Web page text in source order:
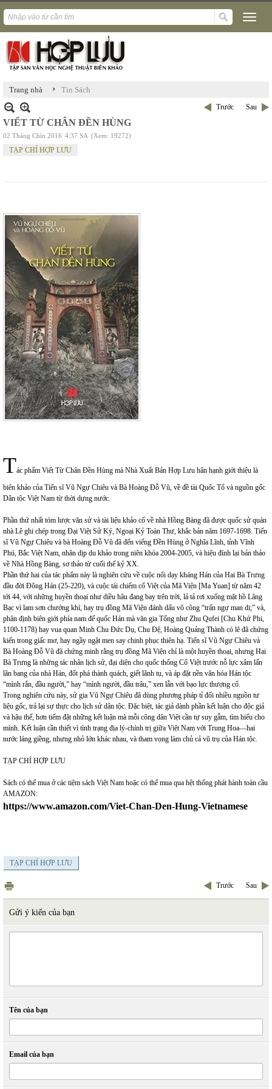
Trang nhà › Tin Sách
Trước Sau
VIẾT TỪ CHÂN ĐỀN HÙNG
02 Tháng Chín 2016 4:37 SA (Xem: 19272)
TẠP CHÍ HỢP LƯU
Tác phẩm Viết Từ Chân Đền Hùng mà Nhà Xuất Bản Hợp Lưu hân hạnh giới thiệu là
biên khảo của Tiến sĩ Vũ Ngự Chiêu và Bà Hoàng Đỗ Vũ, về đề tài Quốc Tổ và nguồn gốc
Dân tộc Việt Nam từ thời dựng nước.
Phần thứ nhất tóm lược văn sử và tài liệu khảo cổ về nhà Hồng Bàng đã được quốc sử quán
nhà Lê ghi chép trong Đại Việt Sử Ký, Ngoại Kỷ Toàn Thư, khắc bản năm 1697-1698. Tiến
sĩ Vũ Ngự Chiêu và bà Hoàng Đỗ Vũ đã đến viếng Đền Hùng ở Nghĩa Lĩnh, tỉnh Vĩnh
Phú, Bắc Việt Nam, nhân dịp du khảo trong niên khóa 2004-2005, và hiệu đính lại bản thảo
về Nhà Hồng Bàng, sơ thảo từ cuối thế kỷ XX.
Phần thứ hai của tác phẩm này là nghiên cứu về cuộc nổi dạy kháng Hán của Hai Bà Trưng
đầu đời Đông Hán (25-220), và cuộc tái chiếm cổ Việt của Mã Viện [Ma Yuan] từ năm 42
tới 44, với những huyền thoại như diều hâu đang bay trên trời, lả tả rơi xuống mặt hồ Lãng
Bạc vì lam sơn chướng khí, hay trụ đồng Mã Viện đánh dấu võ công “trấn ngự man di;” và,
phân định biên giới phía nam đế quốc Hán mà văn gia Tống như Zhu Qufei [Chu Khứ Phi,
1100-1178) hay vua quan Minh Chu Đức Dụ, Chu Đệ, Hoàng Quảng Thành có lẽ đã chứng
kiến trong giấc mơ, hay ngầy ngật men say chinh phục thiên hạ. Tiến sĩ Vũ Ngự Chiêu và
Bà Hoàng Đỗ Vũ đã chứng minh rằng trụ đồng Mã Viện chỉ là một huyền thoại, nhưng Hai
Bà Trưng là những tác nhân lịch sử, đại diện cho quốc thống Cổ Việt trước nỗ lực xâm lấn
lân bang của nhà Hán, đốt phá thành quách, giết lãnh tụ, và áp đặt nền văn hóa Hán tộc
“mình rắn, đầu người,” hay “mình người, đầu trâu,” xen lẫn với bạo lực thượng cổ.
Trong nghiên cứu này, sử gia Vũ Ngự Chiêu đã dùng phương pháp tỉ đối nhiều nguồn tư
liệu gốc, trả lại sự thực cho lịch sử dân tộc. Đặc biệt, tác giả dành phần kết luận cho độc giả
và hậu thế, hơn tiếm đặt những kết luận mà mỗi công dân Việt cần tự suy gẫm, tìm hiểu cho
mình. Kết luận cần thiết vì tình trạng địa lý-chính trị giữa Việt Nam với Trung Hoa—hai
nước láng giềng, nhưng nhỏ lớn khác nhau, và tham vọng làm chủ cả vũ trụ của Hán tộc.
TẠP CHÍ HỢP LƯU
Sách có thể mua ở các tiệm sách Việt Nam hoặc có thể mua qua hệt thống phát hành toàn cầu
AMAZON:
https://www.amazon.com/Viet-Chan-Den-Hung-Vietnamese
TẠP CHÍ HỢP LƯU
Trước Sau
Gửi ý kiến của bạn
Tên của bạn
Email của bạn